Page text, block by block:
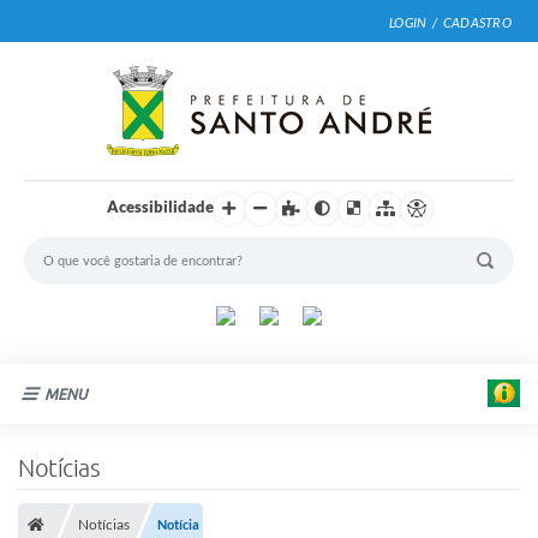
LOGIN / CADASTRO
Acessibilidade
MENU
Notícias
Notícias Notícia